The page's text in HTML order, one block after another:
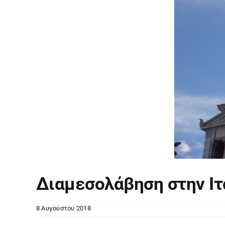
Διαμεσολάβηση στην
8 Αυγούστου 2018